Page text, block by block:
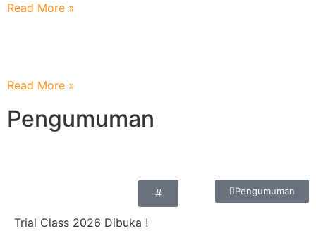
Read More »
Read More »
Pengumuman
Pengumuman
#
Trial Class 2026 Dibuka !